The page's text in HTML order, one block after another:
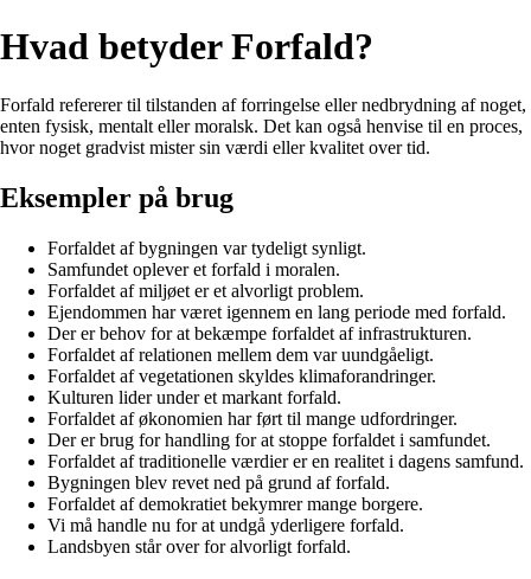
Hvad betyder Forfald?
Forfald refererer til tilstanden af forringelse eller nedbrydning af noget,
enten fysisk, mentalt eller moralsk. Det kan også henvise til en proces,
hvor noget gradvist mister sin værdi eller kvalitet over tid.
Eksempler på brug
Forfaldet af bygningen var tydeligt synligt.
Samfundet oplever et forfald i moralen.
Forfaldet af miljøet er et alvorligt problem.
Ejendommen har været igennem en lang periode med forfald.
Der er behov for at bekæmpe forfaldet af infrastrukturen.
Forfaldet af relationen mellem dem var uundgåeligt.
Forfaldet af vegetationen skyldes klimaforandringer.
Kulturen lider under et markant forfald.
Forfaldet af økonomien har ført til mange udfordringer.
Der er brug for handling for at stoppe forfaldet i samfundet.
Forfaldet af traditionelle værdier er en realitet i dagens samfund.
Bygningen blev revet ned på grund af forfald.
Forfaldet af demokratiet bekymrer mange borgere.
Vi må handle nu for at undgå yderligere forfald.
Landsbyen står over for alvorligt forfald.